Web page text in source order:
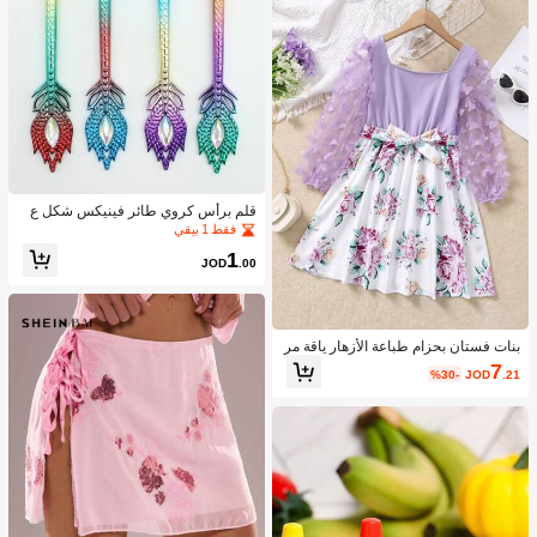
| تصميم كلاسيكي | مرن
بنات فستان بحزام طباعة الأزهار ياقة مر
بع فراشة مزين
JOD7 .21
%30-
قلم برأس كروي طائر فينيكس شكل ع
شوائي قطعة واحدة
فقط 1 بيقي
JOD1.00